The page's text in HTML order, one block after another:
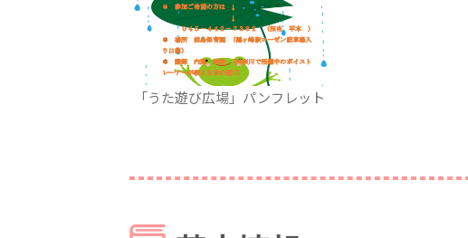
「うた遊び広場」パンフレット